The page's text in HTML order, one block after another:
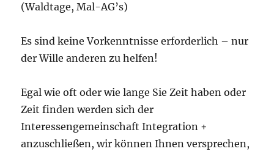
(Waldtage, Mal-AG’s)
Es sind keine Vorkenntnisse erforderlich – nur
der Wille anderen zu helfen!
Egal wie oft oder wie lange Sie Zeit haben oder
Zeit finden werden sich der
Interessengemeinschaft Integration +
anzuschließen, wir können Ihnen versprechen,